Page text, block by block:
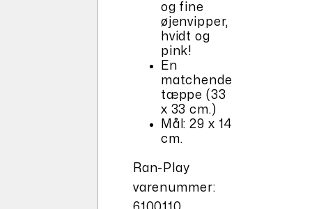
og fine
øjenvipper,
hvidt og
pink!
En
matchende
tæppe (33
x 33 cm.)
Mål: 29 x 14
cm.
Ran-Play
varenummer: